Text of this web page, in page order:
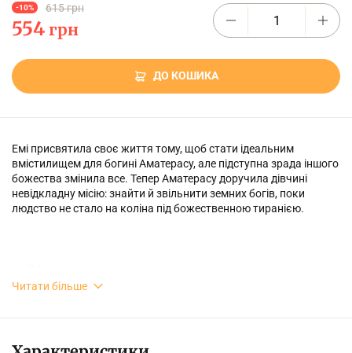
-10% 615 грн
554 грн
ДО КОШИКА
Емі присвятила своє життя тому, щоб стати ідеальним
вмістилищем для богині Аматерасу, але підступна зрада іншого
божества змінила все. Тепер Аматерасу доручила дівчині
невідкладну місію: знайти й звільнити земних богів, поки
людство не стало на коліна під божественною тиранією.
Пошуки ведуть Емі та Шіро у каламутні глибини царства духів, і
руках, і вона повинна знайти зниклих богів, інакше настане
Читати більше